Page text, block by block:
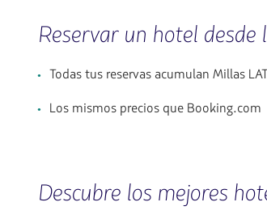
Reservar un hotel
Todas tus reservas acumulan Millas
Los mismos precios que Booking.com
Descubre los mejores